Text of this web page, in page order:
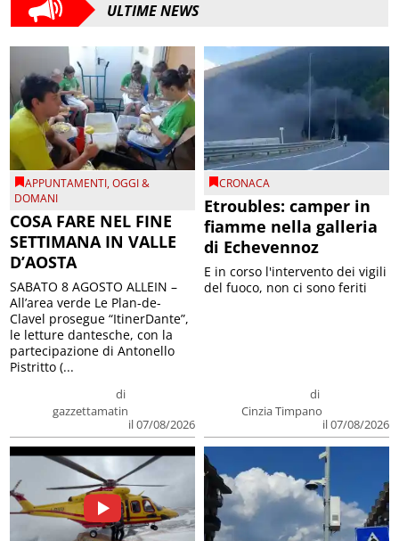
ULTIME NEWS
APPUNTAMENTI,OGGI &
DOMANI
COSA FARE NEL FINE
SETTIMANA IN VALLE
D’AOSTA
di
gazzettamatin
il 07/08/2026
SABATO 8 AGOSTO ALLEIN –
All’area verde Le Plan-de-
Clavel prosegue “ItinerDante”,
le letture dantesche, con la
partecipazione di Antonello
Pistritto (...
CRONACA
Etroubles: camper in
fiamme nella galleria
di Echevennoz
di
Cinzia Timpano
il 07/08/2026
E in corso l'intervento dei vigili
del fuoco, non ci sono feriti